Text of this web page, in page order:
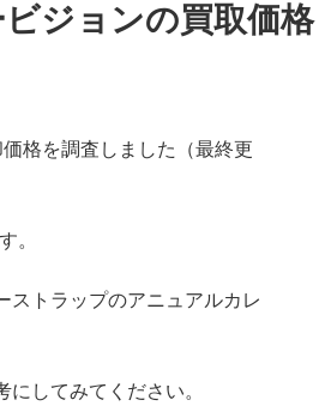
ジョンの買取価格
格を調査しました（最終更
。
ストラップのアニュアルカレ
してみてください。